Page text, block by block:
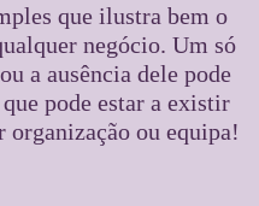
que ilustra bem o
negócio. Um só
a ausência dele pode
pode estar a existir
organização ou equipa!